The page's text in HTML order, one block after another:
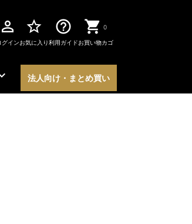
perm_identity
グイン
star_border
お気に入り
help_outline
利用ガイド
0
お買い物カゴ
法人向け・まとめ買い